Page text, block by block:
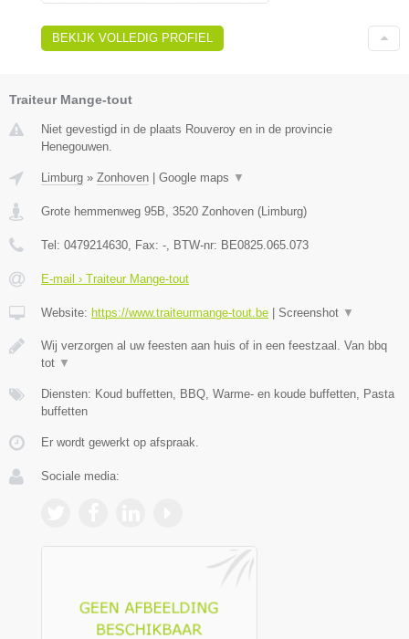
BEKIJK VOLLEDIG PROFIEL
Traiteur Mange-tout
Niet gevestigd in de plaats Rouveroy en in de provincie
Henegouwen.
Limburg » Zonhoven Google maps ▼
Grote hemmenweg 95B 3520 Zonhoven ( Limburg)
Tel: 0479214630 , Fax: - , BTW-nr: BE0825.065.073
E-mail › Traiteur Mange-tout
Website: https://www.traiteurmange-tout.be Screenshot ▼
Wij verzorgen al uw feesten aan huis of in een feestzaal. Van bbq
tot ▼
Diensten: Koud buffetten, BBQ, Warme- en koude buffetten, Pasta
buffetten
Er wordt gewerkt op afspraak.
Sociale media: